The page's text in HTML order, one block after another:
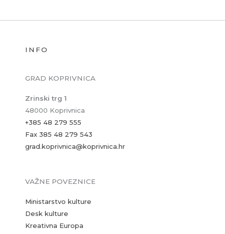
INFO
GRAD KOPRIVNICA
Zrinski trg 1
48000 Koprivnica
+385 48 279 555
Fax 385 48 279 543
grad.koprivnica@koprivnica.hr
VAŽNE POVEZNICE
Ministarstvo kulture
Desk kulture
Kreativna Europa